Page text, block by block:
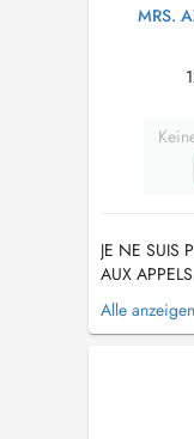
MRS.
JE NE SUIS
AUX
contacter par
seront pas
Alle anzeigen